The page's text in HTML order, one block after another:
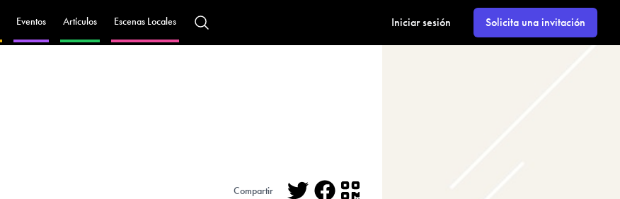
Eventos Artículos Escenas Locales Iniciar sesión Solicita una invitación
Compartir